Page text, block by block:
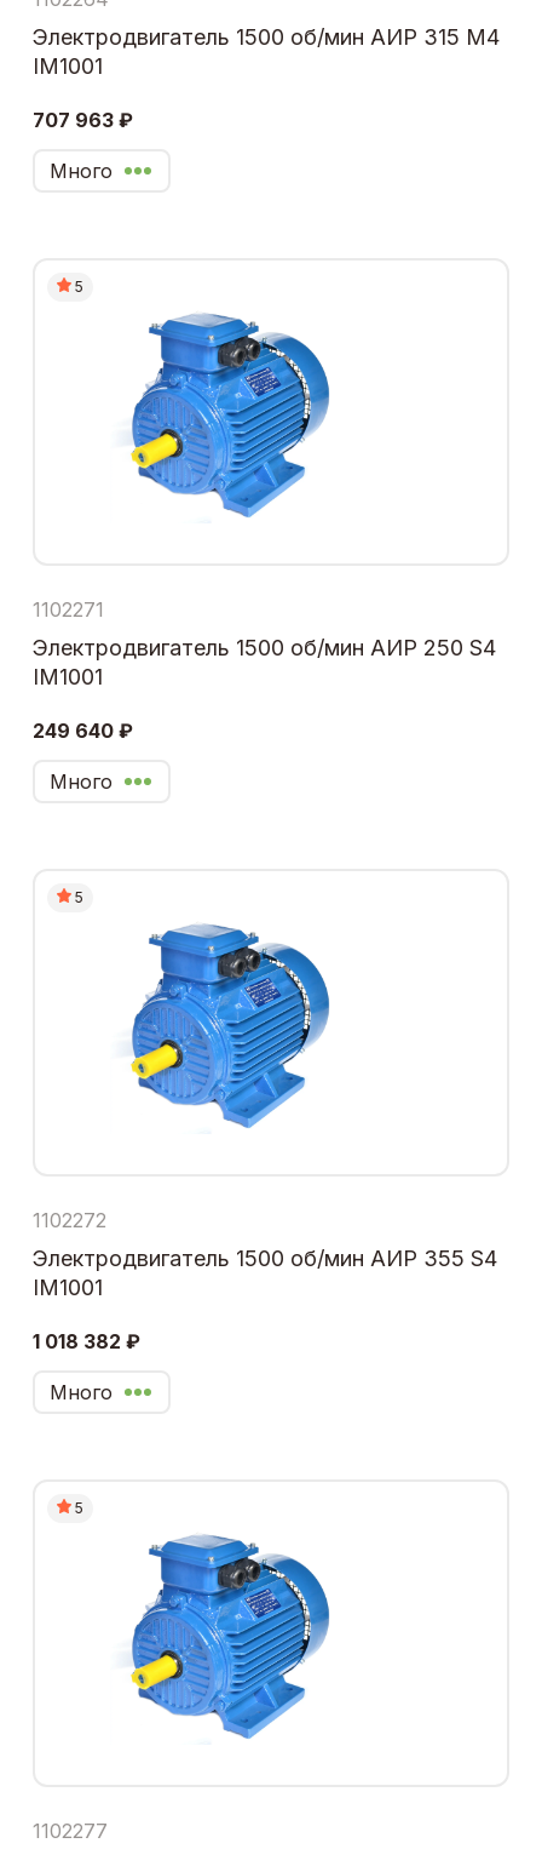
Электродвигатель 1500 об/мин АИР 315 М4
IM1001
707 963 ₽
Много
5
1102271
Электродвигатель 1500 об/мин АИР 250 S4
IM1001
249 640 ₽
Много
5
1102272
Электродвигатель 1500 об/мин АИР 355 S4
IM1001
1 018 382 ₽
Много
5
1102277